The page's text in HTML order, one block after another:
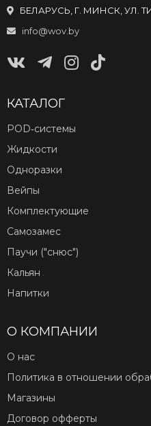
БЕЛАРУСЬ, Г. МИНСК, УЛ.
info@wov.by
КАТАЛОГ
POD‑системы
Жидкости
Одноразки
Вейпы
Комплектующие
Самозамес
Паучи ("снюс")
Кальян
Напитки
О КОМПАНИИ
О нас
Политика в отношении
Магазины
Договор офферты